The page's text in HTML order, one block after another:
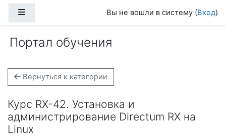
Вы не вошли в систему (Вход)
Портал обучения
Вернуться к категории
Курс RX-42. Установка и
администрирование Directum RX на
Linux